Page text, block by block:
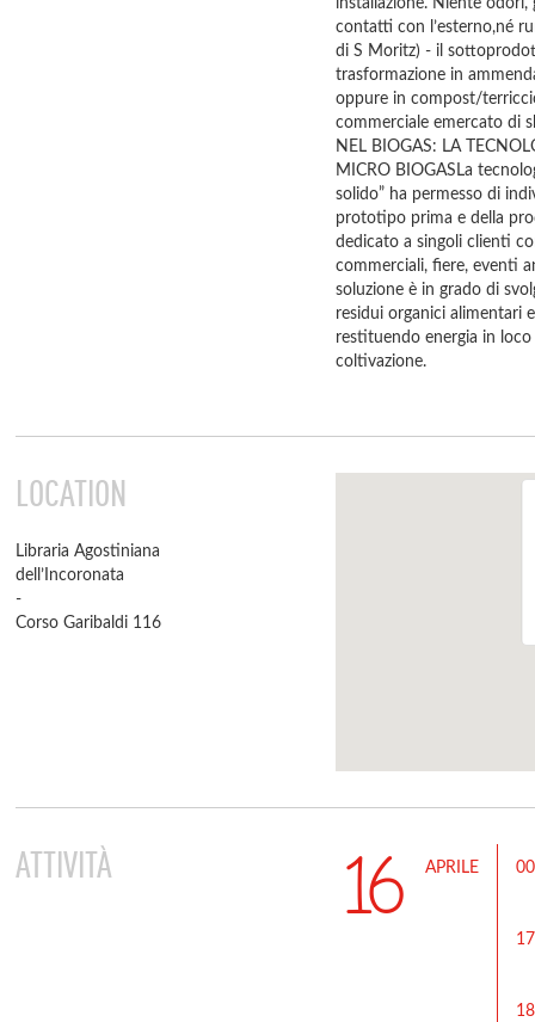
installazione. Niente odori,
contatti con l’esterno,né
di S Moritz) - il
trasformazione in
oppure in compost/
commerciale emercato di
NEL BIOGAS: LA
MICRO BIOGASLa
solido” ha permesso di
prototipo prima e della
dedicato a singoli clienti
commerciali, fiere, eventi
soluzione è in grado di
residui organici alimentari
restituendo energia in
coltivazione.
LOCATION
Libraria Agostiniana
dell’Incoronata
-
Corso Garibaldi 116
ATTIVITÀ 16 APRILE